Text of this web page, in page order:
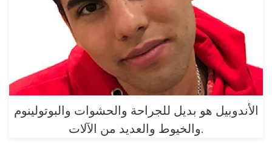
الأندوبيل هو بديل للجراحة والحشوات والبوتولينوم
والخيوط والعديد من الآلات.